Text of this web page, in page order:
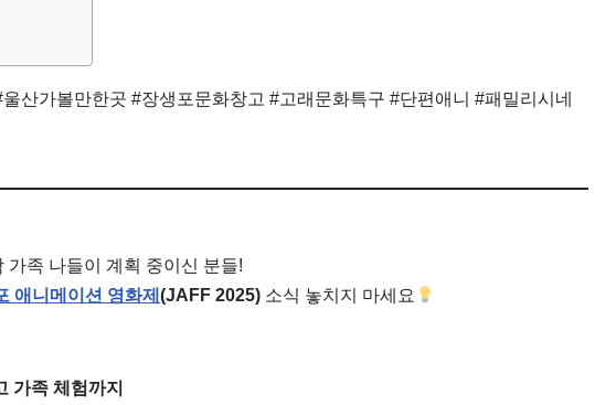
산가볼만한곳 #장생포문화창고 #고래문화특구 #단편애니 #패밀리시네
가족 나들이 계획 중이신 분들!
애니메이션 영화제 (JAFF 2025) 소식 놓치지 마세요
가족 체험까지